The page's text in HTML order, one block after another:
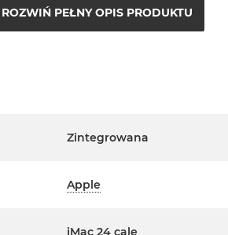
ROZWIŃ PEŁNY OPIS PRODUKTU
Zintegrowana
Apple
iMac 24 cale